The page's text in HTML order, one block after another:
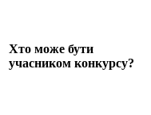
Хто може бути
учасником конкурсу?